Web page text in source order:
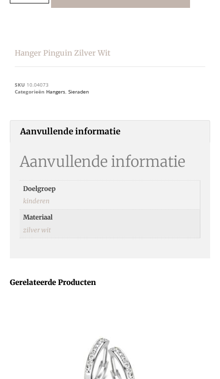
Gerelateerde Producten
Hanger Pinguin Zilver Wit
SKU 10.04073
Categorieën Hangers, Sieraden
Aanvullende informatie
Aanvullende informatie
Doelgroep
kinderen
Materiaal
zilver wit